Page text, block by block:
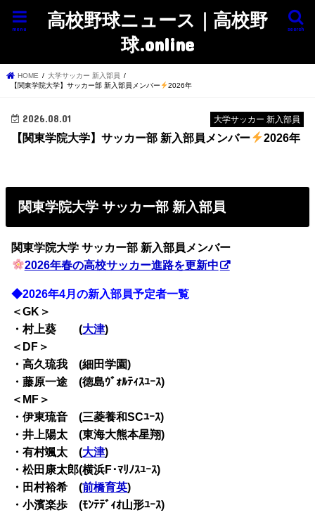
高校野球ニュース｜高校野
球.online
search
menu
HOME
大学サッカー 新入部員
【関東学院大学】サッカー部 新入部員メンバー
2026年
大学サッカー 新入部員
2026.08.01
【関東学院大学】サッカー部 新入部員メンバー 2026年
関東学院大学 サッカー部 新入部員
関東学院大学 サッカー部 新入部員メンバー
2026年春の高校サッカー進路を更新中
◆2026年4月の新入部員予定者一覧
＜GK＞
・村上葵 (大津)
＜DF＞
・高久琉我 (細田学園)
・藤原一途 (徳島ｳﾞｫﾙﾃｨｽﾕｰｽ)
＜MF＞
・伊東琉音 (三菱養和SCﾕｰｽ)
・井上陽太 (東海大熊本星翔)
・有村颯太 (大津)
・松田康太郎(横浜F･ﾏﾘﾉｽﾕｰｽ)
・田村裕希 (前橋育英)
・小濱楽歩 (ﾓﾝﾃﾃﾞｨｵ山形ﾕｰｽ)